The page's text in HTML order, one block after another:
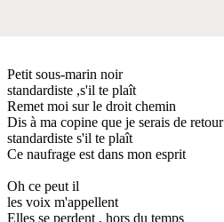
Petit sous-marin noir
standardiste ,s'il te plaît
Remet moi sur le droit chemin
Dis à ma copine que je serais de retour
standardiste s'il te plaît
Ce naufrage est dans mon esprit
Oh ce peut il
les voix m'appellent
Elles se perdent , hors du temps